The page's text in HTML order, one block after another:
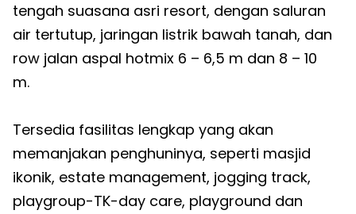
tengah suasana asri resort, dengan saluran
air tertutup, jaringan listrik bawah tanah, dan
row jalan aspal hotmix 6 – 6,5 m dan 8 – 10
m.
Tersedia fasilitas lengkap yang akan
memanjakan penghuninya, seperti masjid
ikonik, estate management, jogging track,
playgroup-TK-day care, playground dan